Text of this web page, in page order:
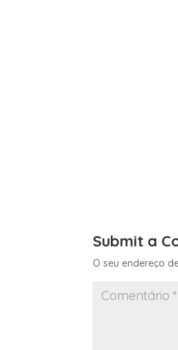
Submit a
O seu endereço